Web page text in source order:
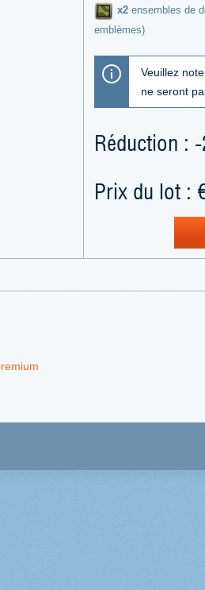
x2 ensembles de
emblèmes)
Veuillez
ne seront
Réduction :
Prix du lot :